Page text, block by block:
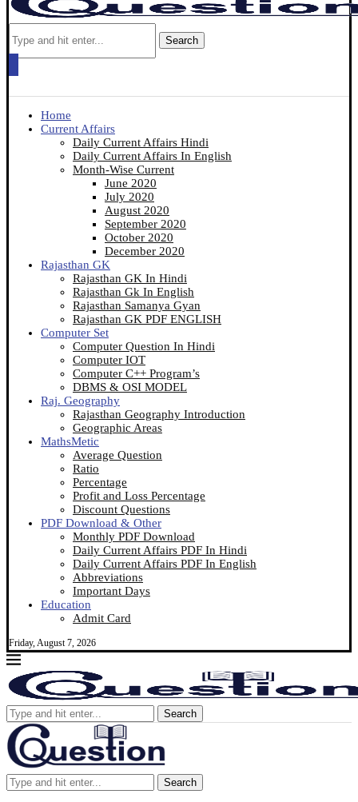
Search
Home
Current Affairs
Daily Current Affairs Hindi
Daily Current Affairs In English
Month-Wise Current
June 2020
July 2020
August 2020
September 2020
October 2020
December 2020
Rajasthan GK
Rajasthan GK In Hindi
Rajasthan Gk In English
Rajasthan Samanya Gyan
Rajasthan GK PDF ENGLISH
Computer Set
Computer Question In Hindi
Computer IOT
Computer C++ Program’s
DBMS & OSI MODEL
Raj. Geography
Rajasthan Geography Introduction
Geographic Areas
MathsMetic
Average Question
Ratio
Percentage
Profit and Loss Percentage
Discount Questions
PDF Download & Other
Monthly PDF Download
Daily Current Affairs PDF In Hindi
Daily Current Affairs PDF In English
Abbreviations
Important Days
Education
Admit Card
Friday, August 7, 2026
Search
Search